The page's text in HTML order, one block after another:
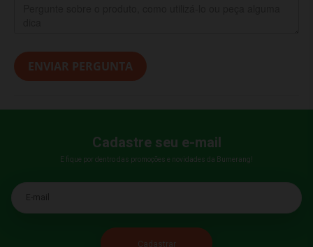
ENVIAR PERGUNTA
Cadastre seu e-mail
E fique por dentro das promoções e novidades da Bumerang!
E-mail